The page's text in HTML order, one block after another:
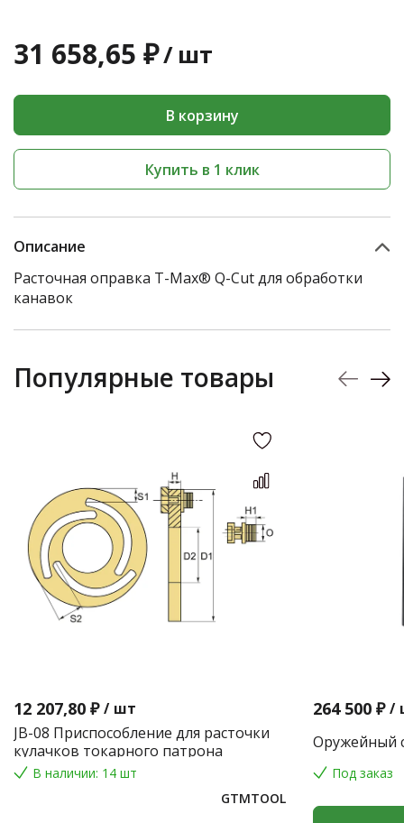
31 658,65 ₽/ шт
В корзину
Купить в 1 клик
Описание
Расточная оправка T-Max® Q-Cut для обработки
канавок
Популярные товары
12 207,80 ₽ / шт
JB-08 Приспособление для расточки
кулачков токарного патрона
В наличии: 14 шт
GTMTOOL
264 500 ₽ /
Оружейный
Под заказ